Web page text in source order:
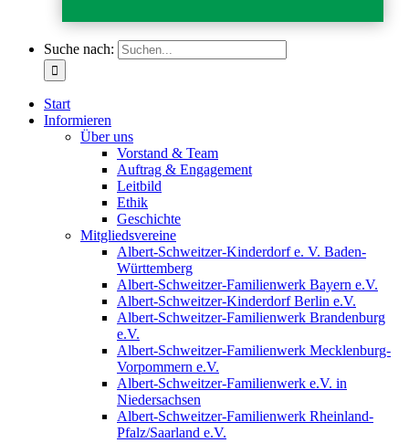
Suche nach:
Start
Informieren
Über uns
Vorstand & Team
Auftrag & Engagement
Leitbild
Ethik
Geschichte
Mitgliedsvereine
Albert-Schweitzer-Kinderdorf e. V. Baden-
Württemberg
Albert-Schweitzer-Familienwerk Bayern e.V.
Albert-Schweitzer-Kinderdorf Berlin e.V.
Albert-Schweitzer-Familienwerk Brandenburg
e.V.
Albert-Schweitzer-Familienwerk Mecklenburg-
Vorpommern e.V.
Albert-Schweitzer-Familienwerk e.V. in
Niedersachsen
Albert-Schweitzer-Familienwerk Rheinland-
Pfalz/Saarland e.V.